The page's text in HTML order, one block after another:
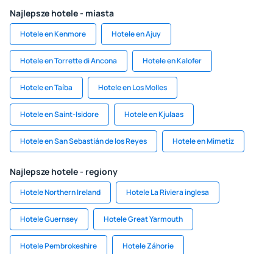
Najlepsze hotele - miasta
Hotele en Kenmore Hotele en Ajuy
Hotele en Torrette di Ancona Hotele en Kalofer
Hotele en Taíba Hotele en Los Molles
Hotele en Saint-Isidore Hotele en Kjulaas
Hotele en San Sebastián de los Reyes Hotele en Mimetiz
Najlepsze hotele - regiony
Hotele Northern Ireland Hotele La Riviera inglesa
Hotele Guernsey Hotele Great Yarmouth
Hotele Pembrokeshire Hotele Záhorie